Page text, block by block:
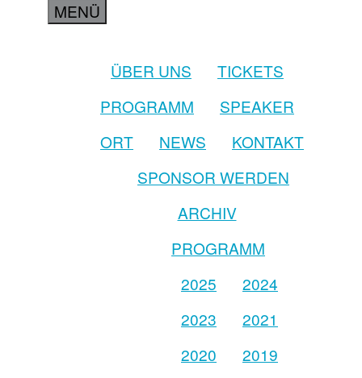
MENÜ
ÜBER UNS
TICKETS
PROGRAMM
SPEAKER
ORT
NEWS
KONTAKT
SPONSOR WERDEN
ARCHIV
PROGRAMM
2025
2024
2023
2021
2020
2019